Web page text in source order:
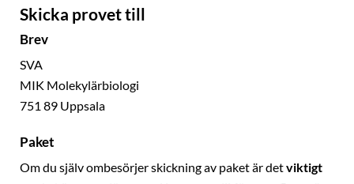
Skicka provet till
Brev
SVA
MIK Molekylärbiologi
751 89 Uppsala
Paket
Om du själv ombesörjer skickning av paket är detviktigt